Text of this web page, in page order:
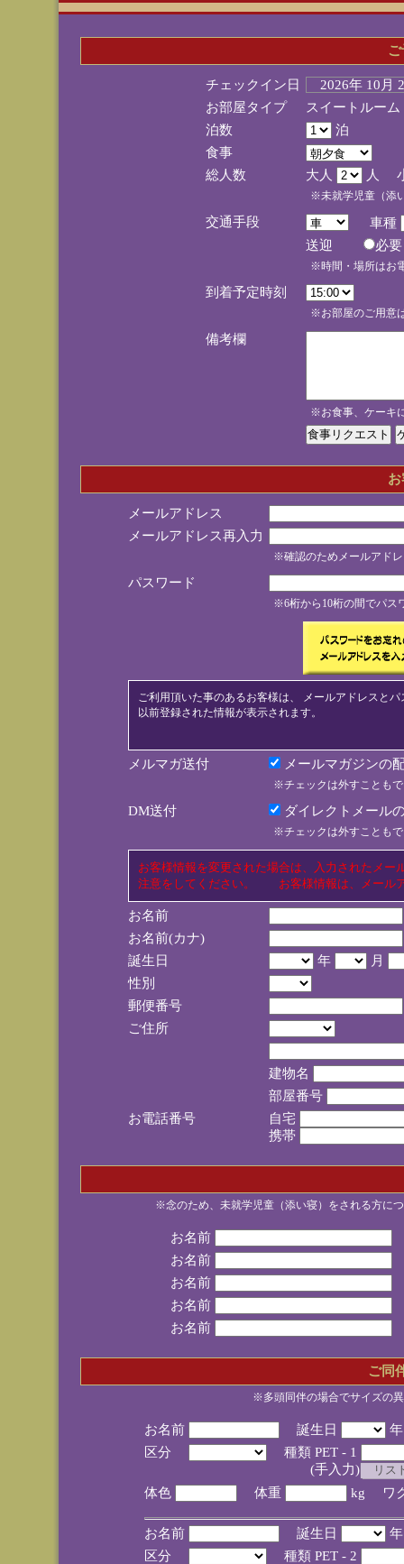
チェックイン日
2026年 10
お部屋タイプ
スイートルー
泊数
泊
食事
総人数
大人 人
※未就学児童（添
交通手段
車種
送迎
※時間・場所はお
到着予定時刻
※お部屋のご用意
備考欄
※お食事、ケーキ
メールアドレス
メールアドレス再入力
※確認のためメールアド
パスワード
※6桁から10桁の間でパス
ご利用頂いた事のあるお客様は、 メールアドレスと
以前登録された情報が表示されます。
メルマガ送付 メールマガジンの
※チェックは外すことも
DM送付 ダイレクトメール
※チェックは外すことも
お客様情報を変更された場合は、入力されたメ
注意をしてください。 お客様情報は、メール
お名前
お名前(カナ)
誕生日
年
月
性別
郵便番号
ご住所
建物名
部屋番号
お電話番号
自宅
携帯
※念のため、未就学児童（添い寝）をされる方に
お名前
お名前
お名前
お名前
お名前
ご同
※多頭同伴の場合でサイズの
お名前 誕生日
区分
種類 PET - 1
(手入力)
体色
体重 kg ワ
お名前 誕生日
区分
種類 PET - 2